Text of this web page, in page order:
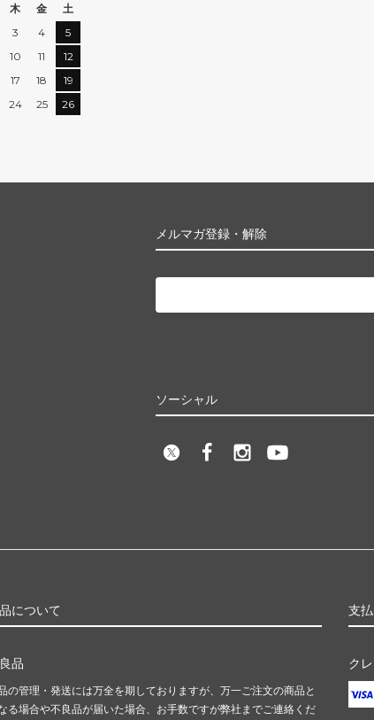
木 金
土
3 4
5
10 11
12
17 18
19
24 25
26
メルマガ登録・解除
ソーシャル
について
品
の管理・発送には万全を期しておりますが、万一ご注文の商品と
る場合や不良品が届いた場合、お手数ですが弊社までご連絡くだ
支
ク